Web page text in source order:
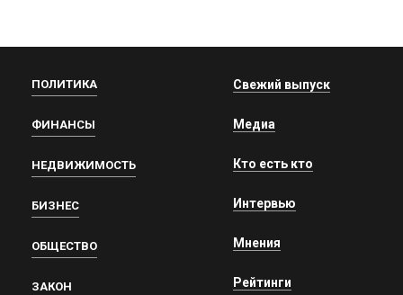
ПОЛИТИКА
ФИНАНСЫ
НЕДВИЖИМОСТЬ
БИЗНЕС
ОБЩЕСТВО
ЗАКОН
Свежий выпуск
Медиа
Кто есть кто
Интервью
Мнения
Рейтинги